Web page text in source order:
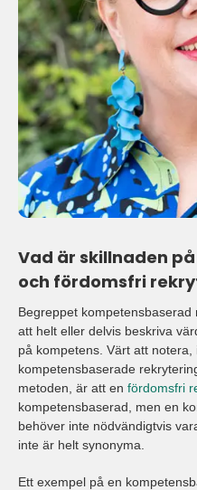
Vad är skillnaden
och fördomsfri
Begreppet
att helt eller delvis beskriva
på kompetens. Värt att
kompetensbaserade
metoden, är att en fördomsfri
kompetensbaserad, men en
behöver inte nödvändigtvis
inte är helt synonyma.
Ett exempel på en